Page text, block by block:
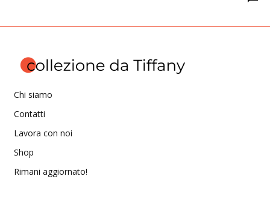
Chi siamo
Contatti
Lavora con noi
Shop
Rimani aggiornato!